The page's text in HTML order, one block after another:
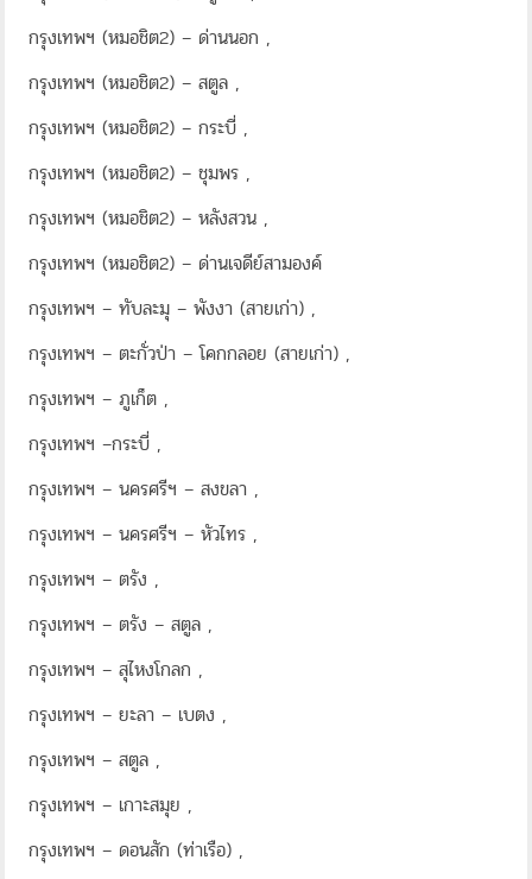
กรุงเทพฯ (หมอชิต2) – ด่านนอก ,
กรุงเทพฯ (หมอชิต2) – สตูล ,
กรุงเทพฯ (หมอชิต2) – กระบี่ ,
กรุงเทพฯ (หมอชิต2) – ชุมพร ,
กรุงเทพฯ (หมอชิต2) – หลังสวน ,
กรุงเทพฯ (หมอชิต2) – ด่านเจดีย์สามองค์
กรุงเทพฯ – ทับละมุ – พังงา (สายเก่า) ,
กรุงเทพฯ – ตะกั่วป่า – โคกกลอย (สายเก่า) ,
กรุงเทพฯ – ภูเก็ต ,
กรุงเทพฯ –กระบี่ ,
กรุงเทพฯ – นครศรีฯ – สงขลา ,
กรุงเทพฯ – นครศรีฯ – หัวไทร ,
กรุงเทพฯ – ตรัง ,
กรุงเทพฯ – ตรัง – สตูล ,
กรุงเทพฯ – สุไหงโกลก ,
กรุงเทพฯ – ยะลา – เบตง ,
กรุงเทพฯ – สตูล ,
กรุงเทพฯ – เกาะสมุย ,
กรุงเทพฯ – ดอนสัก (ท่าเรือ) ,